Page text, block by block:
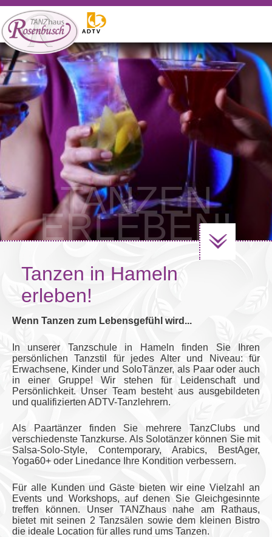
WILLKOMMEN
Tanzangebote
Gutscheine
Events
Vermietung
Weitere Angebote
TANZEN
ERLEBEN!
Tanzen in Hameln
erleben!
Wenn Tanzen zum Lebensgefühl wird...
In unserer Tanzschule in Hameln finden Sie Ihren
persönlichen Tanzstil für jedes Alter und Niveau: für
Erwachsene, Kinder und SoloTänzer, als Paar oder auch
in einer Gruppe! Wir stehen für Leidenschaft und
Persönlichkeit. Unser Team besteht aus ausgebildeten
und qualifizierten ADTV-Tanzlehrern.
Als Paartänzer finden Sie mehrere TanzClubs und
verschiedenste Tanzkurse. Als Solotänzer können Sie mit
Salsa-Solo-Style, Contemporary, Arabics, Best­Ager,
Yoga60+ oder Linedance Ihre Kondition verbessern.
Für alle Kunden und Gäste bieten wir eine Vielzahl an
Events und Workshops, auf denen Sie Gleichgesinnte
treffen können. Unser TANZhaus nahe am Rathaus,
bietet mit seinen 2 Tanzsälen sowie dem kleinen Bistro
die ideale Location für alles rund ums Tanzen.